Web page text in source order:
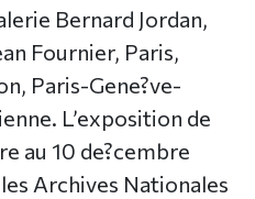
Bernard Jordan,
Fournier, Paris,
Paris-Gene?ve-
L’exposition de
au 10 de?cembre
Archives Nationales